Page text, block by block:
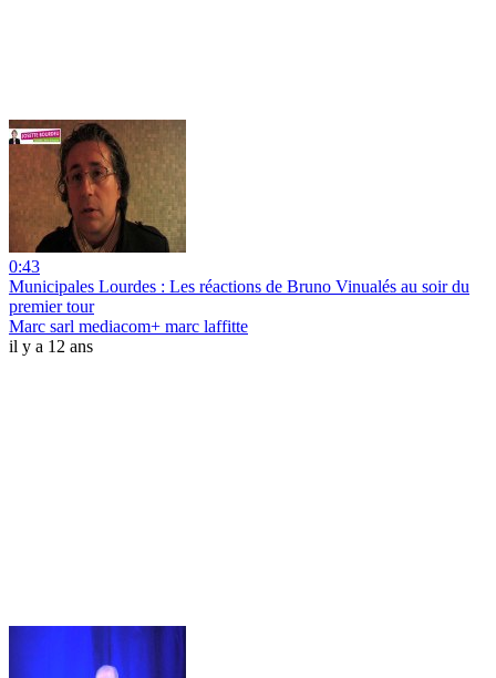
0:43
Municipales Lourdes : Les réactions de Bruno Vinualés au soir du
premier tour
Marc sarl mediacom+ marc laffitte
il y a 12 ans